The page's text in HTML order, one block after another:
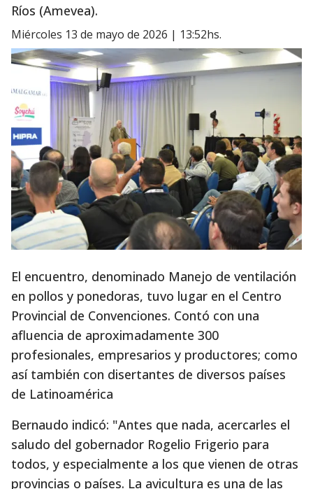
Ríos (Amevea).
miércoles 13 de mayo de 2026 | 13:52hs.
El encuentro, denominado Manejo de ventilación
en pollos y ponedoras, tuvo lugar en el Centro
Provincial de Convenciones. Contó con una
afluencia de aproximadamente 300
profesionales, empresarios y productores; como
así también con disertantes de diversos países
de Latinoamérica
Bernaudo indicó: "Antes que nada, acercarles el
saludo del gobernador Rogelio Frigerio para
todos, y especialmente a los que vienen de otras
provincias o países. La avicultura es una de las